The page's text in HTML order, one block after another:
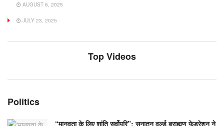
AUGUST 6, 2025
JULY 23, 2025
Top Videos
Politics
“मानवता के लिए शांति सर्वोपरि”: सनातन वर्ल्ड ब्राह्मण फेडरेशन ने